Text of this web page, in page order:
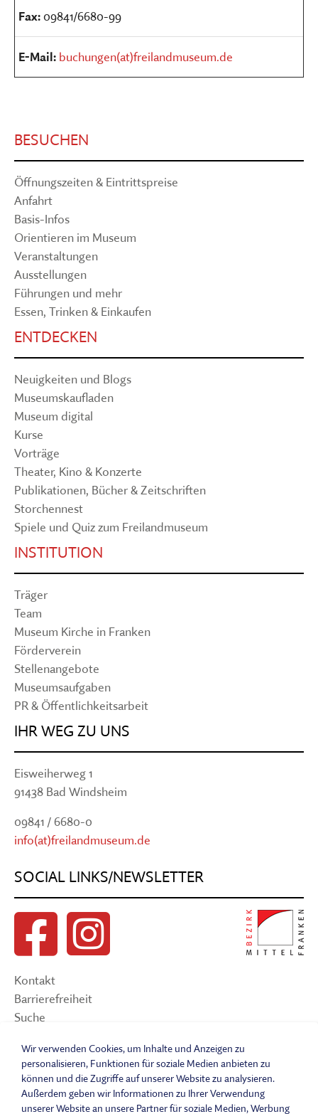
Fax:09841/6680-99
E-Mail: buchungen(at)freilandmuseum.de
BESUCHEN
Öffnungszeiten & Eintrittspreise
Anfahrt
Basis-Infos
Orientieren im Museum
Veranstaltungen
Ausstellungen
Führungen und mehr
Essen, Trinken & Einkaufen
ENTDECKEN
Neuigkeiten und Blogs
Museumskaufladen
Museum digital
Kurse
Vorträge
Theater, Kino & Konzerte
Publikationen, Bücher & Zeitschriften
Storchennest
Spiele und Quiz zum Freilandmuseum
INSTITUTION
Träger
Team
Museum Kirche in Franken
Förderverein
Stellenangebote
Museumsaufgaben
PR & Öffentlichkeitsarbeit
IHR WEG ZU UNS
Eisweiherweg 1
91438 Bad Windsheim
09841 / 6680-0
info(at)freilandmuseum.de
SOCIAL LINKS/NEWSLETTER
Kontakt
Barrierefreiheit
Suche
Impressum
Datenschutzerklärung
Barrierefreiheitserklärung
Leichte Sprache
Wir verwenden Cookies, um Inhalte und Anzeigen zu
personalisieren, Funktionen für soziale Medien anbieten zu
können und die Zugriffe auf unserer Website zu analysieren.
Außerdem geben wir Informationen zu Ihrer Verwendung
unserer Website an unsere Partner für soziale Medien, Werbung